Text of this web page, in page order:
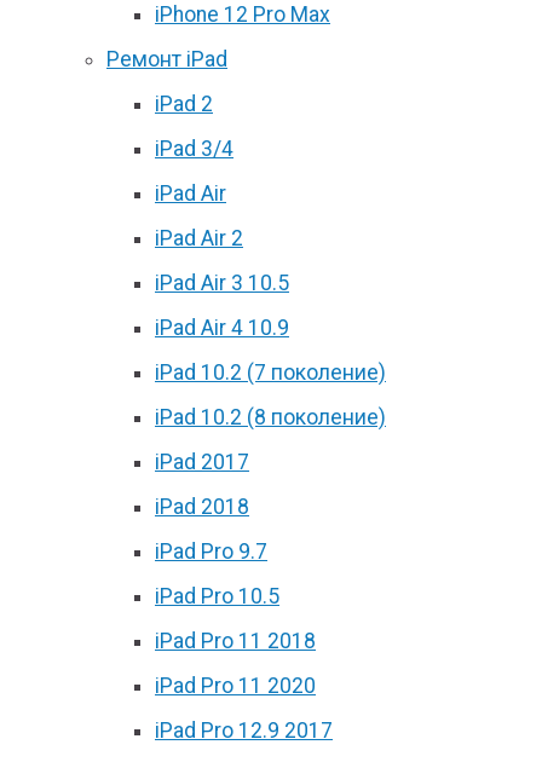
iPhone 12 Pro Max
Ремонт iPad
iPad 2
iPad 3/4
iPad Air
iPad Air 2
iPad Air 3 10.5
iPad Air 4 10.9
iPad 10.2 (7 поколение)
iPad 10.2 (8 поколение)
iPad 2017
iPad 2018
iPad Pro 9.7
iPad Pro 10.5
iPad Pro 11 2018
iPad Pro 11 2020
iPad Pro 12.9 2017